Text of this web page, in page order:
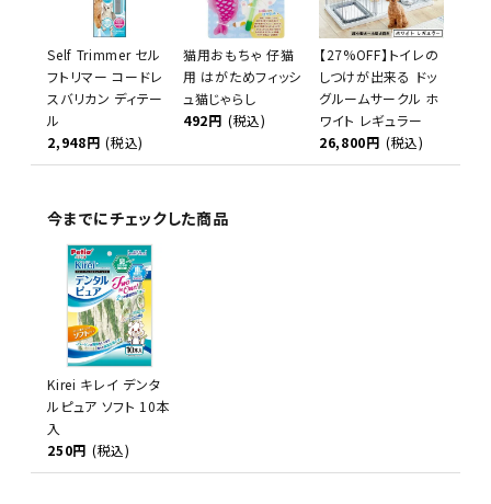
Self Trimmer セル
フトリマー コードレ
スバリカン ディテー
ル
2,948円 (税込)
猫用おもちゃ 仔猫
用 はがためフィッシ
ュ猫じゃらし
492円 (税込)
【27%OFF】トイレの
しつけが出来る ドッ
グルームサークル ホ
ワイト レギュラー
26,800円 (税込)
今までにチェックした商品
Kirei キレイ デンタ
ルピュア ソフト 10本
入
250円 (税込)